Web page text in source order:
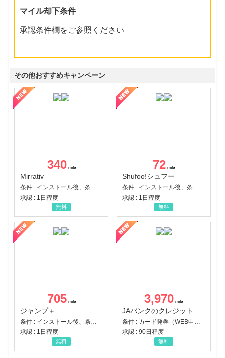
マイル却下条件
承認条件欄をご参照ください
その他おすすめキャンペーン
340
Mirrativ
条件 : インストール後、条件達成
承認 : 1日程度
無料
72
Shufoo!シュフー
条件 : インストール後、条件達成
承認 : 1日程度
無料
705
ジャンプ＋
承認 : 1日程度
無料
3,970
承認 : 90日程度
無料